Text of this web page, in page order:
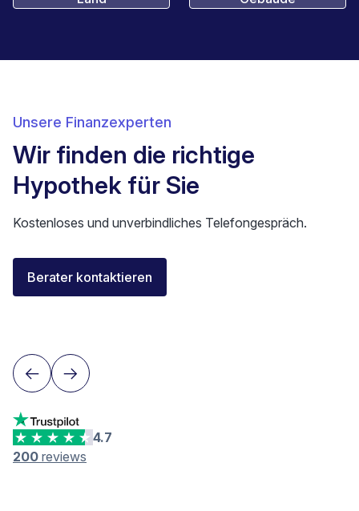
Unsere Finanzexperten
Wir finden die richtige
Hypothek für Sie
Kostenloses und unverbindliches Telefongespräch.
Berater kontaktieren
Florent Buser
Area Sales Director Romandie
4.7
200 reviews